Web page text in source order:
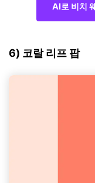
AI로 비치
6) 코랄 리프 팝